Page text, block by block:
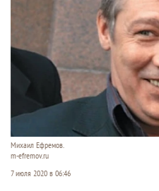
Михаил Ефремов.
m-efremov.ru
7 июля 2020 в 06:46